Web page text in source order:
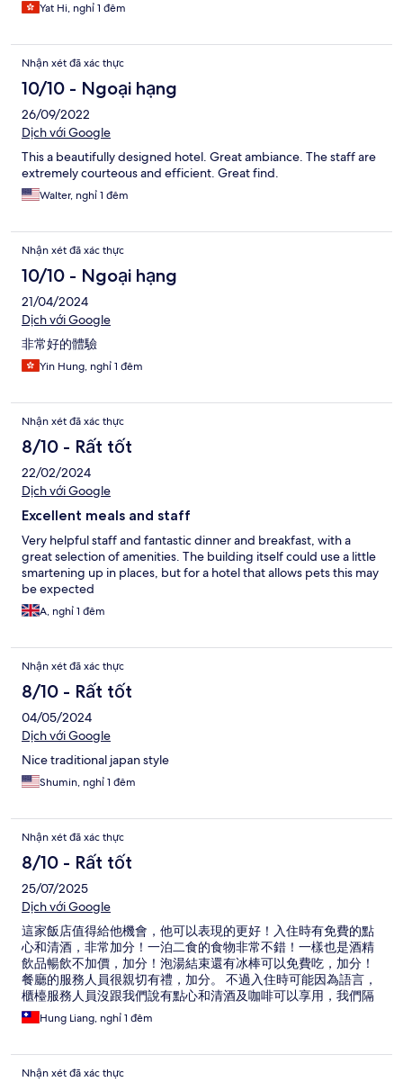
Yat Hi, nghỉ 1 đêm
Nhận xét đã xác thực
10/10 - Ngoại hạng
26/09/2022
Dịch với Google
This a beautifully designed hotel. Great ambiance. The staff are
extremely courteous and efficient. Great find.
Walter, nghỉ 1 đêm
Nhận xét đã xác thực
10/10 - Ngoại hạng
21/04/2024
Dịch với Google
非常好的體驗
Yin Hung, nghỉ 1 đêm
Nhận xét đã xác thực
8/10 - Rất tốt
22/02/2024
Dịch với Google
Excellent meals and staff
Very helpful staff and fantastic dinner and breakfast, with a
great selection of amenities. The building itself could use a little
smartening up in places, but for a hotel that allows pets this may
be expected
A, nghỉ 1 đêm
Nhận xét đã xác thực
8/10 - Rất tốt
04/05/2024
Dịch với Google
Nice traditional japan style
Shumin, nghỉ 1 đêm
Nhận xét đã xác thực
8/10 - Rất tốt
25/07/2025
Dịch với Google
這家飯店值得給他機會，他可以表現的更好！入住時有免費的點
心和清酒，非常加分！一泊二食的食物非常不錯！一樣也是酒精
飲品暢飲不加價，加分！泡湯結束還有冰棒可以免費吃，加分！
餐廳的服務人員很親切有禮，加分。 不過入住時可能因為語言，
櫃檯服務人員沒跟我們說有點心和清酒及咖啡可以享用，我們隔
天才知道，也沒機會享用了！另外，房間冷氣超爛，不過這裡一
年有大概300天以上不太需要冷氣，所以問題不大！我覺得如果
Hung Liang, nghỉ 1 đêm
Nhận xét đã xác thực